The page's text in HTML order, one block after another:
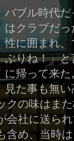
バブル時代
はクラブだ
性に囲まれ、
ぶりね！」
に帰って来た
見た事も無
クの味はま
会社に送ら
含め、当時